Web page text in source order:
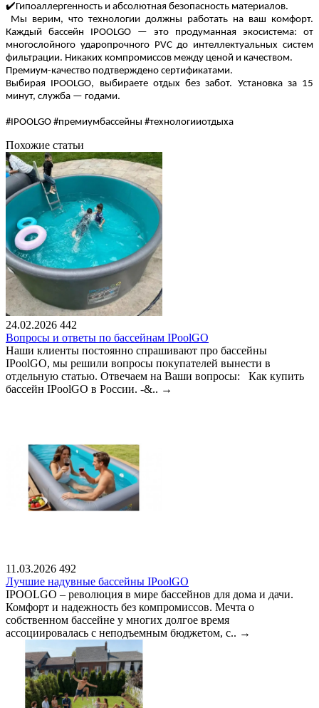
✔ Гипоаллергенность и абсолютная безопасность материалов.
Мы верим, что технологии должны работать на ваш комфорт.
Каждый бассейн IPOOLGO — это продуманная экосистема: от
многослойного ударопрочного PVC до интеллектуальных систем
фильтрации. Никаких компромиссов между ценой и качеством.
Премиум-качество подтверждено сертификатами.
Выбирая IPOOLGO, выбираете отдых без забот. Установка за 15
минут, служба — годами.
#IPOOLGO #премиумбассейны #технологииотдыха
Похожие статьи
24.02.2026 442
Вопросы и ответы по бассейнам IPoolGO
Наши клиенты постоянно спрашивают про бассейны
IPoolGO, мы решили вопросы покупателей вынести в
отдельную статью. Отвечаем на Ваши вопросы: Как купить
бассейн IPoolGO в России. -&.. →
11.03.2026 492
Лучшие надувные бассейны IPoolGO
IPOOLGO – революция в мире бассейнов для дома и дачи.
Комфорт и надежность без компромиссов. Мечта о
собственном бассейне у многих долгое время
ассоциировалась с неподъемным бюджетом, с.. →